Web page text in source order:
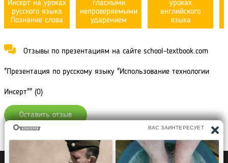
Инсерт на уроках
русского языка
Познание слова
гласными
непроверяемыми
ударением
уроках
английского
языка
Отзывы по презентациям на сайте school-textbook.com
"Презентация по русскому языку "Использование технологии
Инсерт"" (0)
Оставить отзыв